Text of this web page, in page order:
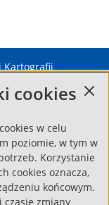
Kartografii
strony Zgłoś błąd
cookies
w celu
poziomie, w tym w
Korzystanie
cookies oznacza,
końcowym.
czasie zmiany